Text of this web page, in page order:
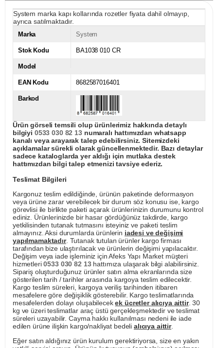
System marka kapı kollarında rozetler fiyata dahil olmayıp,
ayrıca satılmaktadır.
Marka System
Stok Kodu BA1038 010 CR
Model
EAN Kodu 8682587016401
Barkod
Ürün görseli temsili olup ürünlerimiz hakkında detaylı
bilgiyi 0533 030 82 13numaralı hattımızdan whatsapp
kanalı veya arayarak talep edebilirsiniz. Sitemizdeki
açıklamalar sürekli olarak güncellenmektedir. Bazı detaylar
sadece kataloglarda yer aldığı için mutlaka destek
hattımızdan bilgi talep etmenizi tavsiye ederiz.
Teslimat Bilgileri
Kargonuz teslim edildiğinde, ürünün paketinde deformasyon
veya ürüne zarar verebilecek bir durum söz konusu ise, kargo
görevlisi ile birlikte paketi açarak ürünlerinizin durumunu kontrol
ediniz. Ürünlerinizde bir hasar gördüğünüz takdirde, kargo
yetkilisinden tutanak tutmasını isteyiniz ve paketi teslim
almayınız. Aksi durumlarda ürünlerin iadesi ve değişimi
yapılmamaktadır. Tutanak tutulan ürünler kargo firması
tarafından bize ulaştırılacak ve ürünlerin değişimi yapılacaktır.
Değişim veya iade işleminiz için Afeks Yapı Market müşteri
hizmetleri0533 030 82 13hattımıza ulaşarak bilgi alabilirsiniz.
Sipariş oluşturduğunuz ürünler satın alma ekranlarında size
gösterilen tarih / tarihler arasında kargoya teslim edilecektir.
Kargo teslim süreleri, kargoya veriliş tarihinden itibaren
mesafelere göre değişiklik gösterebilir. Kargo teslimatlarında
mesafelerden dolayı oluşabilecekek ücretler alıcıya aittir. 30
kg ve üzeri teslimatlar araç üstü gerçekleşmektedir ve teslimat
süreleri uzayabilir. Cayma hakkı kullanılması nedeni ile iade
edilen ürüne ilişkin kargo/nakliyat bedeli alıcıya aittir.
Eğer satın aldığınız ürün kurulum gerektiriyorsa, size en yakın